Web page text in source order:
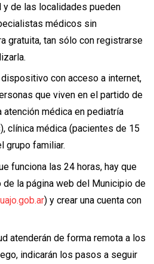
y de las localidades pueden
médicos sin
gratuita, tan sólo con registrarse
con acceso a internet,
que viven en el partido de
atención médica en pediatría
clínica médica (pacientes de 15
grupo familiar.
funciona las 24 horas, hay que
la página web del Municipio de
) y crear una cuenta con
atenderán de forma remota a los
indicarán los pasos a seguir